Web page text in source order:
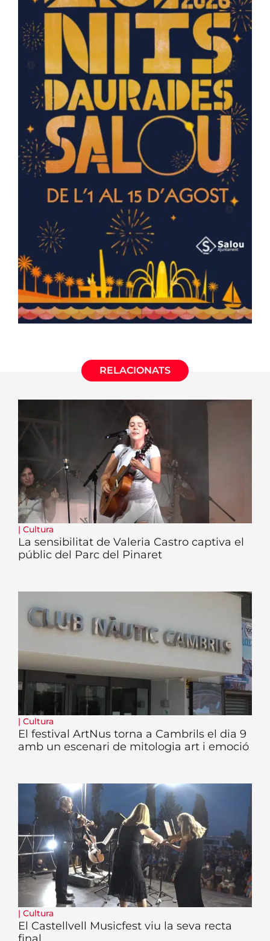
RELACIONATS
| Cultura
La sensibilitat de Valeria Castro captiva el
públic del Parc del Pinaret
| Cultura
El festival ArtNus torna a Cambrils el dia 9
amb un escenari de mitologia art i emoció
| Cultura
El Castellvell Musicfest viu la seva recta